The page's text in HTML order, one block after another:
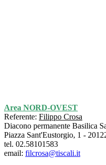
Area NORD-OVEST
Referente: Filippo Crosa
Diacono permanente Basilica
Piazza Sant'Eustorgio, 1 -
tel. 02.58101583
email: filcrosa@tiscali.it